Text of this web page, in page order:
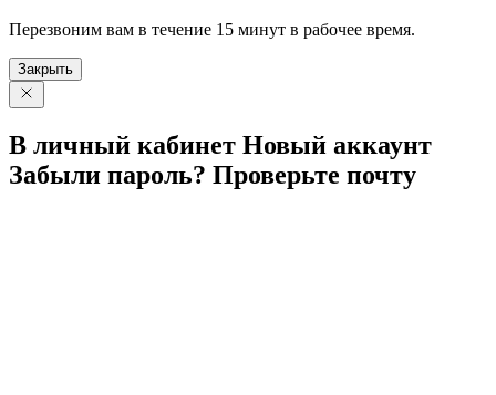
Перезвоним вам в течение 15 минут в рабочее время.
Закрыть
В личный кабинет Новый аккаунт
Забыли пароль? Проверьте почту